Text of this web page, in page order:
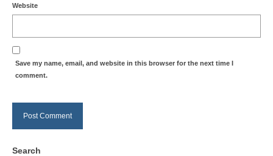
Website
Save my name, email, and website in this browser for the next time I
comment.
Search